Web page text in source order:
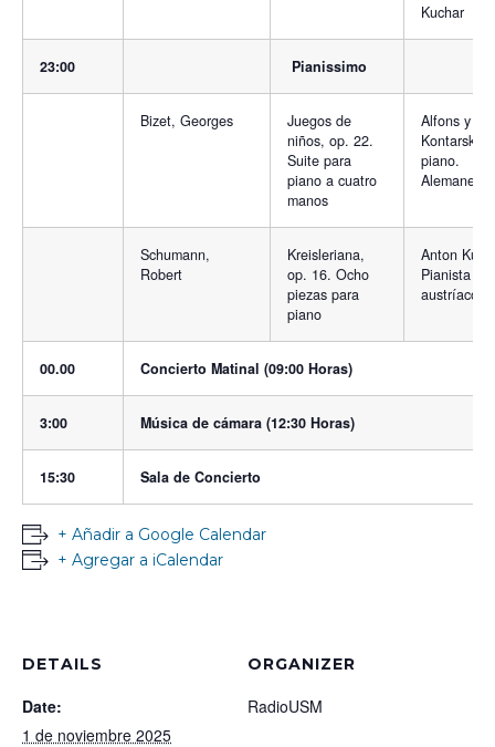
Kuchar
23:00 Pianissimo
Bizet, Georges
Juegos de
niños, op. 22.
Suite para
piano a cuatro
manos
Alfons y
Kontarsky,
piano.
Alemanes
Schumann,
Robert
Kreisleriana,
op. 16. Ocho
piezas para
piano
Anton
Pianista
austríaco
00.00 Concierto Matinal (09:00 Horas)
3:00 Música de cámara (12:30 Horas)
15:30 Sala de Concierto
+ Añadir a Google Calendar
+ Agregar a iCalendar
DETAILS
Date:
1 de noviembre 2025
ORGANIZER
RadioUSM